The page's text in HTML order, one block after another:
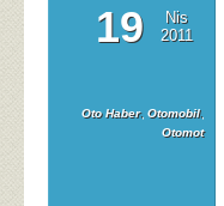
19
Nis
2011
Oto Haber, Otomobil,
Otomot